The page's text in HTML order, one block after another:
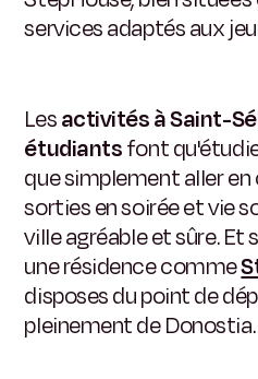
services adaptés aux
Lesactivités à Saint-
étudiantsfont
que simplement aller en
sorties en soirée et vie
ville agréable et sûre. Et
une résidence comme
disposes du point de
pleinement de Donostia.